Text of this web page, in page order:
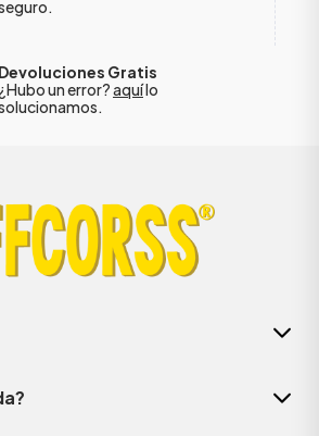
Devoluciones Gratis
¿Hubo un error?aquílo